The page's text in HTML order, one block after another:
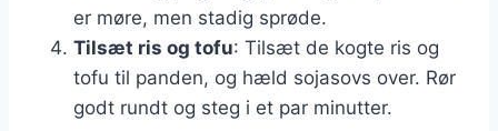
er møre, men stadig sprøde.
Tilsæt ris og tofu: Tilsæt de kogte ris og
tofu til panden, og hæld sojasovs over. Rør
godt rundt og steg i et par minutter.